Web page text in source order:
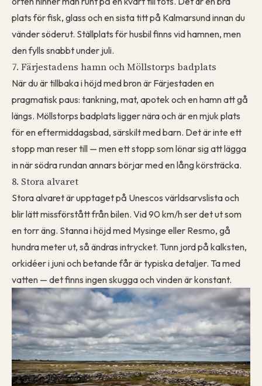
plats för fisk, glass och en sista titt på Kalmarsund innan du
vänder söderut. Ställplats för husbil finns vid hamnen, men
den fylls snabbt under juli.
7. Färjestadens hamn och Möllstorps badplats
När du är tillbaka i höjd med bron är Färjestaden en
pragmatisk paus: tankning, mat, apotek och en hamn att gå
längs. Möllstorps badplats ligger nära och är en mjuk plats
för en eftermiddagsbad, särskilt med barn. Det är inte ett
stopp man reser till — men ett stopp som lönar sig att lägga
in när södra rundan annars börjar med en lång körsträcka.
8. Stora alvaret
Stora alvaret är upptaget på Unescos världsarvslista och
blir lätt missförstått från bilen. Vid 90 km/h ser det ut som
en torr äng. Stanna i höjd med Mysinge eller Resmo, gå
hundra meter ut, så ändras intrycket. Tunn jord på kalksten,
orkidéer i juni och betande får är typiska detaljer. Ta med
vatten — det finns ingen skugga och vinden är konstant.